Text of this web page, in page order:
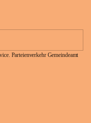
Parteienverkehr Gemeindeamt